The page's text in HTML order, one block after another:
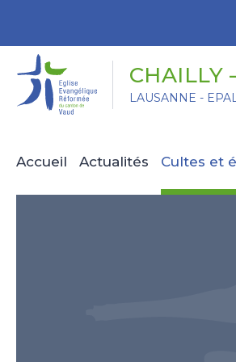
CHAILLY
LAUSANNE -
Accueil Actualités Cultes et